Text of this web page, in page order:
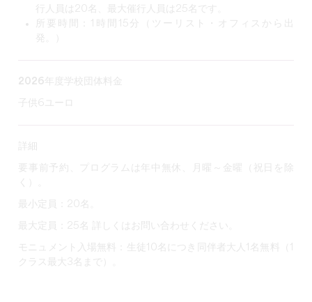
行人員は20名、最大催行人員は25名です。
所要時間
：1時間15分（ツーリスト・オフィスから出
発。）
2026年度学校団体料金
子供6ユーロ
要事前予約、プログラムは年中無休、月曜～金曜（祝日を除
く）。
最小定員：20名。
最大定員：25名 詳しくはお問い合わせください。
モニュメント入場無料：生徒10名につき同伴者大人1名無料（1
クラス最大3名まで）。